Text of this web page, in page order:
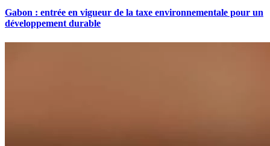
Gabon : entrée en vigueur de la taxe environnementale pour un
développement durable